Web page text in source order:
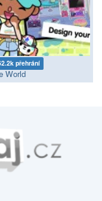
přehrání
World